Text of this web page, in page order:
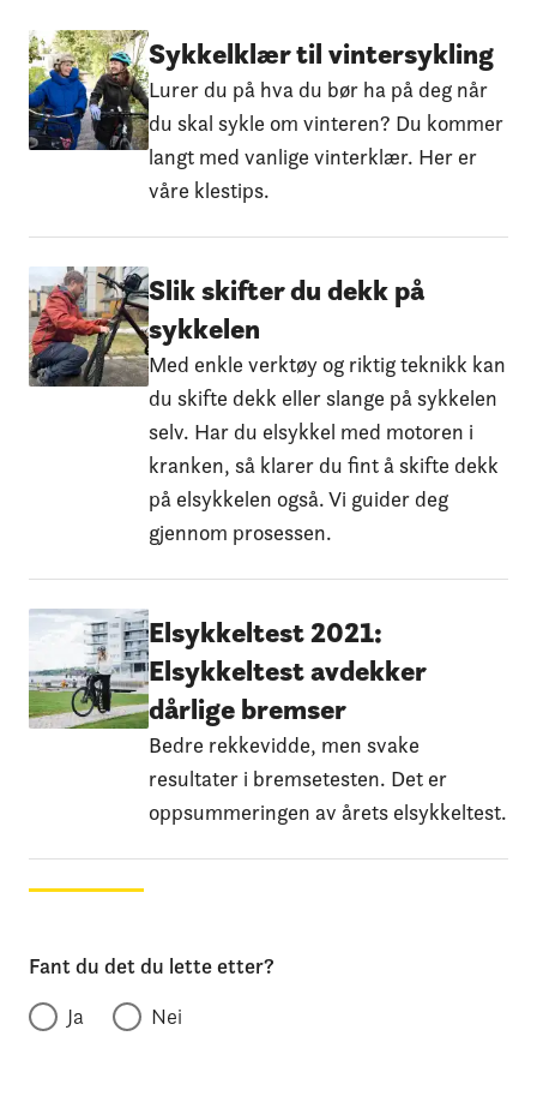
Sykkelklær til vintersykling
Lurer du på hva du bør ha på deg når
du skal sykle om vinteren? Du kommer
langt med vanlige vinterklær. Her er
våre klestips.
Slik skifter du dekk på
sykkelen
Med enkle verktøy og riktig teknikk kan
du skifte dekk eller slange på sykkelen
selv. Har du elsykkel med motoren i
kranken, så klarer du fint å skifte dekk
på elsykkelen også. Vi guider deg
gjennom prosessen.
Elsykkeltest 2021:
Elsykkeltest avdekker
dårlige bremser
Bedre rekkevidde, men svake
resultater i bremsetesten. Det er
oppsummeringen av årets elsykkeltest.
Fant du det du lette etter?
Ja
Nei